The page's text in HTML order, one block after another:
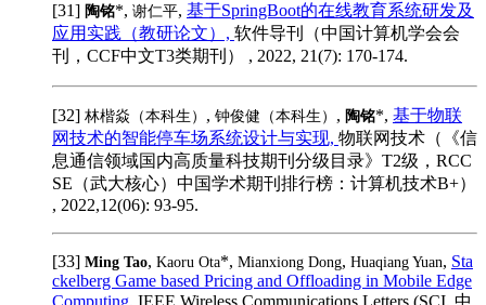
[31] 陶铭*, 谢仁平, 基于SpringBoot的在线教育系统研发及
应用实践（教研论文）, 软件导刊（中国计算机学会会
刊，CCF中文T3类期刊） , 2022, 21(7): 170-174.
[32] 林楷焱（本科生） , 钟俊健（本科生） , 陶铭*, 基于物联
网技术的智能停车场系统设计与实现, 物联网技术（《信
息通信领域国内高质量科技期刊分级目录》T2级，RCC
SE（武大核心）中国学术期刊排行榜：计算机技术B+）
, 2022,12(06): 93-95.
[33] Ming Tao, Kaoru Ota*, Mianxiong Dong, Huaqiang Yuan, Sta
ckelberg Game based Pricing and Offloading in Mobile Edge
Computing, IEEE Wireless Communications Letters (SCI, 中